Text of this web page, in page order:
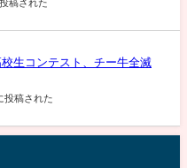
稿された
生コンテスト、チー牛全滅
投稿された